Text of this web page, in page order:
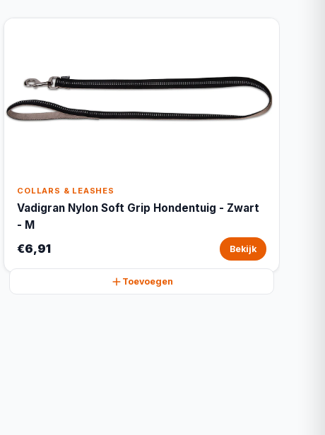
COLLARS & LEASHES
Vadigran Nylon Soft Grip Hondentuig - Zwart
- M
€6,91 Bekijk
Toevoegen